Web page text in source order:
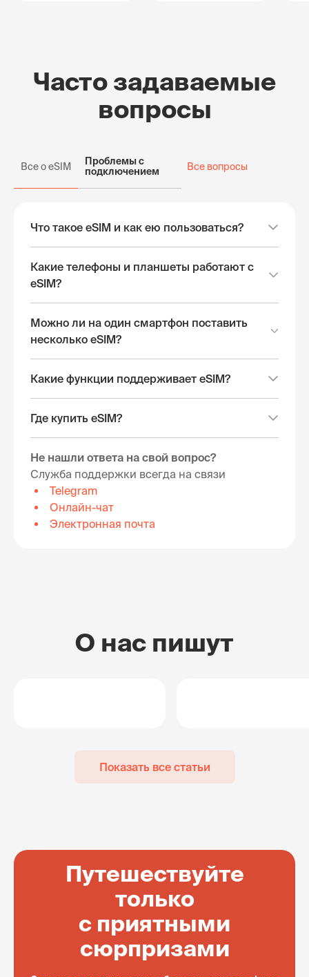
Часто задаваемые
вопросы
Все о eSIM
Проблемы с
подключением
Все вопросы
Что такое eSIM и как ею пользоваться?
Какие телефоны и планшеты работают с
eSIM?
Можно ли на один смартфон поставить
несколько eSIM?
Какие функции поддерживает eSIM?
Где купить eSIM?
Не нашли ответа на свой вопрос?
Служба поддержки всегда на связи
Telegram
Онлайн-чат
Электронная почта
О нас пишут
Показать все статьи
Путешествуйте
только
с приятными
сюрпризами